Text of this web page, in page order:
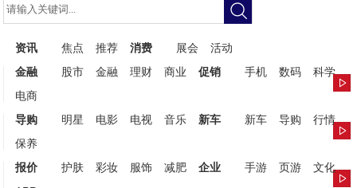
资讯 焦点 推荐 消费 展会
活动
金融
股市 金融 理财 商业 促销 手机 数码
科学
电商
导购
明星 电影 电视 音乐 新车 新车 导购
行情
保养
报价
护肤 彩妆 服饰 减肥 企业 手游 页游
文化